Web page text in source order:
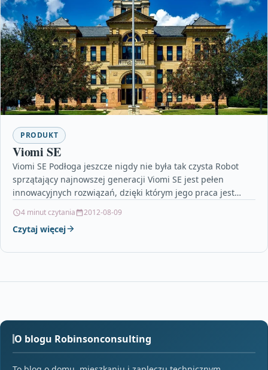
PRODUKT
Viomi SE
Viomi SE Podłoga jeszcze nigdy nie była tak czysta Robot
sprzątający najnowszej generacji Viomi SE jest pełen
innowacyjnych rozwiązań, dzięki którym jego praca jest…
4 minut czytania 2012-08-09
Czytaj więcej
O blogu Robinsonconsulting